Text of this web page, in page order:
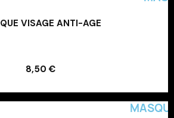
VISAGE ANTI-AGE
8,50 €
Ajouter au panier